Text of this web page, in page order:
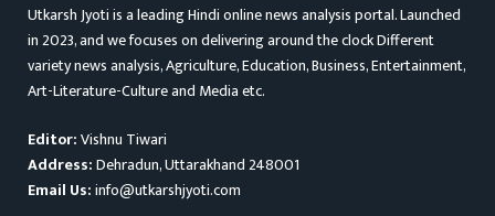
Utkarsh Jyoti is a leading Hindi online news analysis portal. Launched
in 2023, and we focuses on delivering around the clock Different
variety news analysis, Agriculture, Education, Business, Entertainment,
Art-Literature-Culture and Media etc.
Editor:Vishnu Tiwari
Address:Dehradun, Uttarakhand 248001
Email Us:info@utkarshjyoti.com